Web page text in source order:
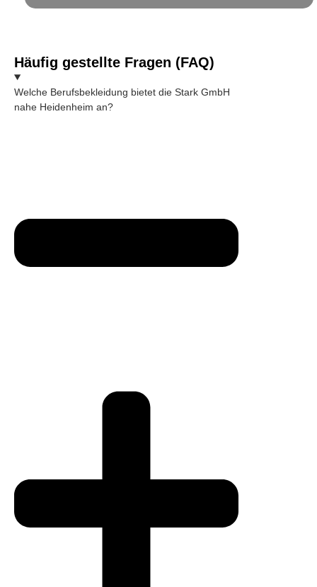
Häufig gestellte Fragen (FAQ)
Welche Berufsbekleidung bietet die Stark GmbH
nahe Heidenheim an?